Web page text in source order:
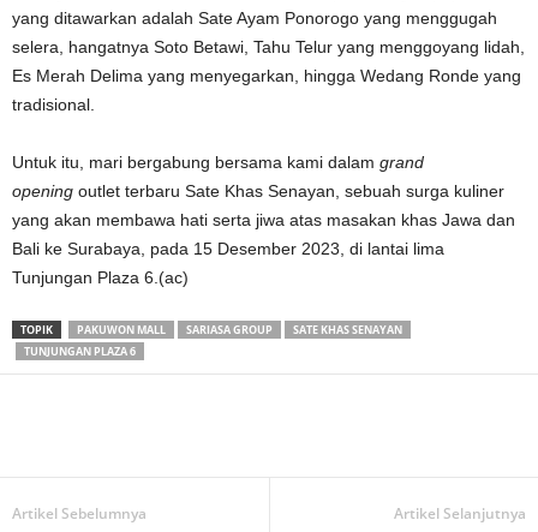
yang ditawarkan adalah Sate Ayam Ponorogo yang menggugah
selera, hangatnya Soto Betawi, Tahu Telur yang menggoyang lidah,
Es Merah Delima yang menyegarkan, hingga Wedang Ronde yang
tradisional.
Untuk itu, mari bergabung bersama kami dalam grand
opening outlet terbaru Sate Khas Senayan, sebuah surga kuliner
yang akan membawa hati serta jiwa atas masakan khas Jawa dan
Bali ke Surabaya, pada 15 Desember 2023, di lantai lima
Tunjungan Plaza 6.(ac)
TOPIK PAKUWON MALL SARIASA GROUP
SATE KHAS SENAYAN
TUNJUNGAN PLAZA 6
Artikel Sebelumnya Artikel Selanjutnya